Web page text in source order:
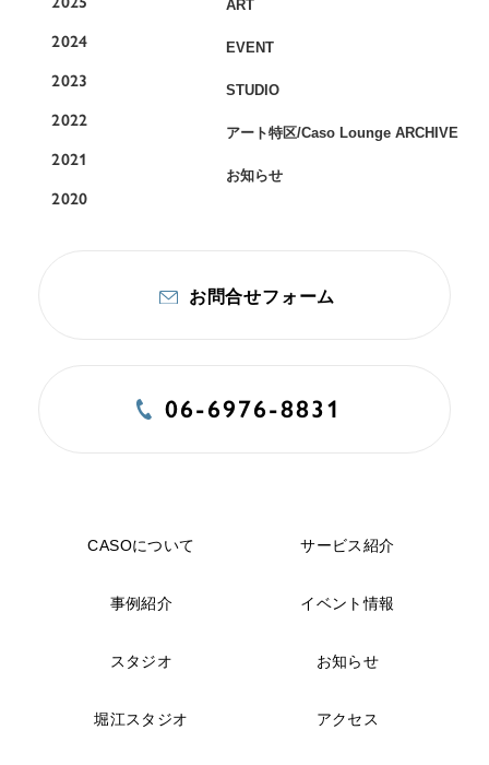
2024
2023
2022
2021
2020
ART
EVENT
STUDIO
アート特区/Caso Lounge ARCHIVE
お知らせ
お問合せフォーム
06-6976-8831
CASOについて サービス紹介
事例紹介 イベント情報
スタジオ お知らせ
堀江スタジオ アクセス